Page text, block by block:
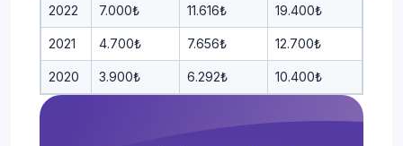
2022 7.000₺ 11.616₺ 19.400₺
2021 4.700₺ 7.656₺ 12.700₺
2020 3.900₺ 6.292₺ 10.400₺